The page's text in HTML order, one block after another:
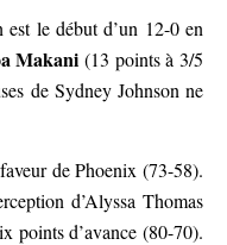
le début d’un 12-0 en
Makani (13 points à 3/5
de Sydney Johnson ne
de Phoenix (73-58).
d’Alyssa Thomas
points d’avance (80-70).